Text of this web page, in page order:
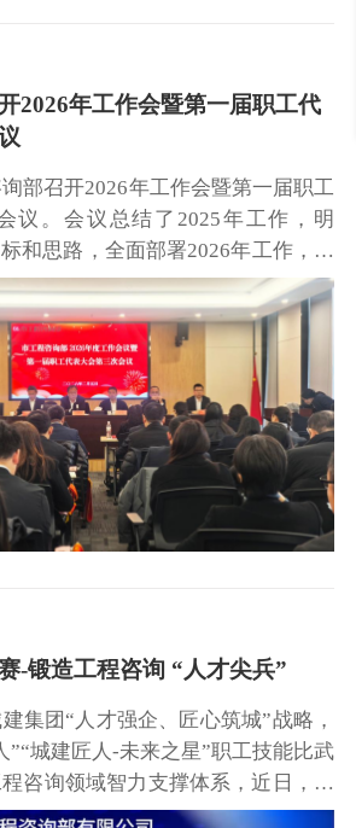
2026年工作会暨第一届职工代
部召开2026年工作会暨第一届职工
议。会议总结了2025年工作，明
和思路，全面部署2026年工作，动
结一心、开拓进取，为推动工程咨
五五”的发展不懈努力。公司党委书
出席会议并讲话，他指出，过去一
的支持下，全体干部职工紧扣高质
行，从思维对标，格局对标、指标
维度，打造新兴业态，拓展新兴市
响力，夯实业务发展根基等方面，谋
-锻造工程咨询 “人才尖兵”
集团“人才强企、匠心筑城”战略，
”“城建匠人-未来之星”职工技能比武
咨询领域智力支撑体系，近日，集
询部有限公司“武咨讲坛”讲师比赛